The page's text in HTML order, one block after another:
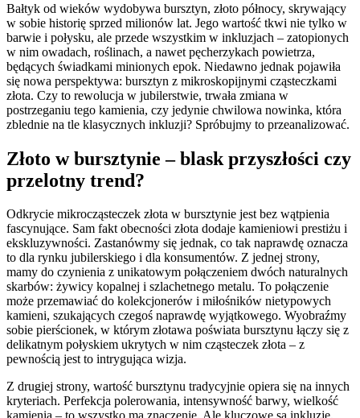
Bałtyk od wieków wydobywa bursztyn, złoto północy, skrywający
w sobie historię sprzed milionów lat. Jego wartość tkwi nie tylko w
barwie i połysku, ale przede wszystkim w inkluzjach – zatopionych
w nim owadach, roślinach, a nawet pęcherzykach powietrza,
będących świadkami minionych epok. Niedawno jednak pojawiła
się nowa perspektywa: bursztyn z mikroskopijnymi cząsteczkami
złota. Czy to rewolucja w jubilerstwie, trwała zmiana w
postrzeganiu tego kamienia, czy jedynie chwilowa nowinka, która
zblednie na tle klasycznych inkluzji? Spróbujmy to przeanalizować.
Złoto w bursztynie – blask przyszłości czy
przelotny trend?
Odkrycie mikrocząsteczek złota w bursztynie jest bez wątpienia
fascynujące. Sam fakt obecności złota dodaje kamieniowi prestiżu i
ekskluzywności. Zastanówmy się jednak, co tak naprawdę oznacza
to dla rynku jubilerskiego i dla konsumentów. Z jednej strony,
mamy do czynienia z unikatowym połączeniem dwóch naturalnych
skarbów: żywicy kopalnej i szlachetnego metalu. To połączenie
może przemawiać do kolekcjonerów i miłośników nietypowych
kamieni, szukających czegoś naprawdę wyjątkowego. Wyobraźmy
sobie pierścionek, w którym złotawa poświata bursztynu łączy się z
delikatnym połyskiem ukrytych w nim cząsteczek złota – z
pewnością jest to intrygująca wizja.
Z drugiej strony, wartość bursztynu tradycyjnie opiera się na innych
kryteriach. Perfekcja polerowania, intensywność barwy, wielkość